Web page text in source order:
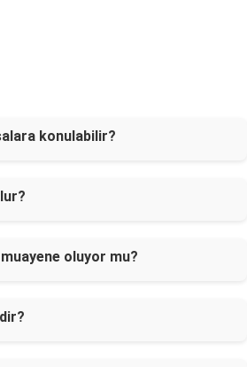
konulabilir?
oluyor mu?